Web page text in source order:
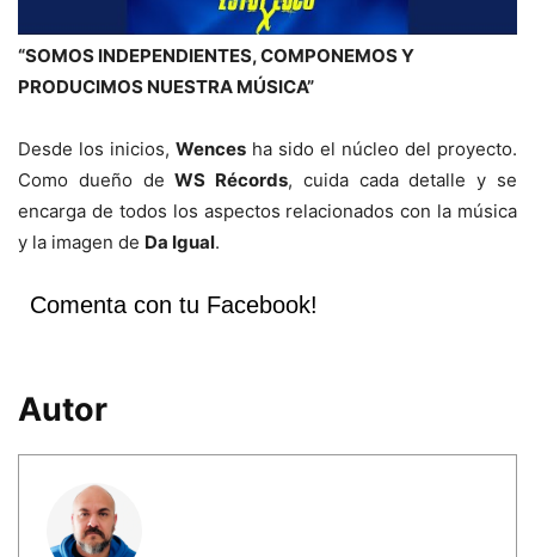
“SOMOS INDEPENDIENTES, COMPONEMOS Y
PRODUCIMOS NUESTRA MÚSICA”
Desde los inicios, Wences ha sido el núcleo del proyecto.
Como dueño deWS Récords, cuida cada detalle y se
encarga de todos los aspectos relacionados con la música
y la imagen de Da Igual.
Comenta con tu Facebook!
Autor